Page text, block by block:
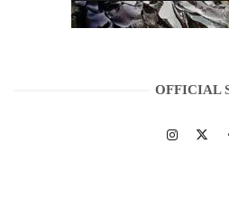
OFFICIAL